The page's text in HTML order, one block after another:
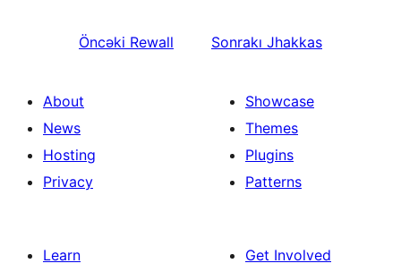
Öncəki Rewall Sonrakı Jhakkas
About
News
Hosting
Privacy
Showcase
Themes
Plugins
Patterns
Learn
Get Involved